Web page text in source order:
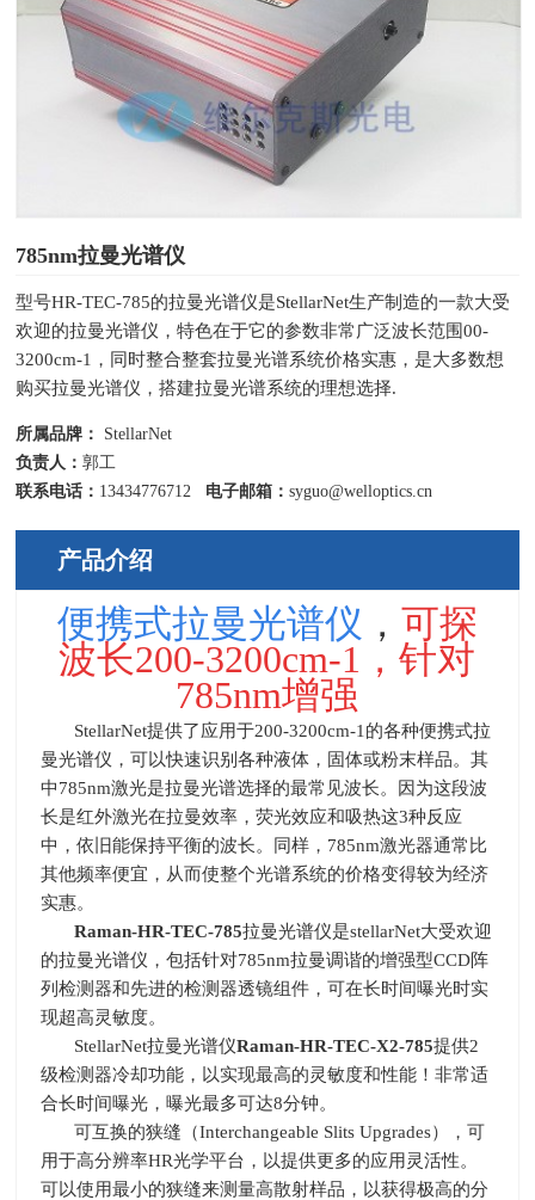
785nm拉曼光谱仪
型号HR-TEC-785的拉曼光谱仪是StellarNet生产制造的一款大受
欢迎的拉曼光谱仪，特色在于它的参数非常广泛波长范围00-
3200cm-1，同时整合整套拉曼光谱系统价格实惠，是大多数想
购买拉曼光谱仪，搭建拉曼光谱系统的理想选择.
所属品牌：
StellarNet
负责人：郭工
联系电话： 13434776712 电子邮箱：syguo@welloptics.cn
产品介绍
便携式拉曼光谱仪 ， 可探
波长200-3200cm-1 ，针对
785nm增强
StellarNet提供了应用于200-3200cm-1 的各种便携式拉
曼光谱仪，可以快速识别各种液体，固体或粉末样品。其
中785nm激光是拉曼光谱选择的最常见波长。因为这段波
长是红外激光在拉曼效率，荧光效应和吸热这3种反应
中，依旧能保持平衡的波长。同样， 785nm激光器通常比
其他频率便宜，从而使整个光谱系统的价格变得较为经济
实惠。
Raman-HR-TEC-785拉曼光谱仪是stellarNet大受欢迎
的拉曼光谱仪，包括针对785nm拉曼调谐的增强型CCD阵
列检测器和先进的检测器透镜组件，可在长时间曝光时实
现超高灵敏度。
StellarNet拉曼光谱仪Raman-HR-TEC-X2-785提供2
级检测器冷却功能，以实现最高的灵敏度和性能！非常适
合长时间曝光，曝光最多可达8分钟。
可互换的狭缝（Interchangeable Slits Upgrades），可
用于高分辨率HR光学平台，以提供更多的应用灵活性。
可以使用最小的狭缝来测量高散射样品，以获得极高的分